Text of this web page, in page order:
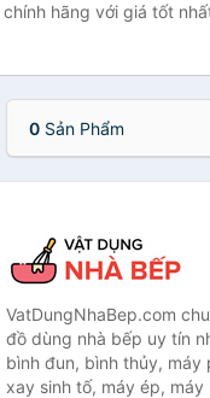
chính hãng với giá tốt
0 Sản Phẩm
VatDungNhaBep.com
đồ dùng nhà bếp uy tín
bình đun, bình thủy, máy
xay sinh tố, máy ép,